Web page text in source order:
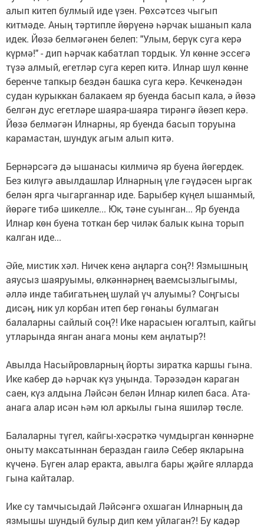
алып китеп булмый иде үзен. Рөхсәтсез чыгып
китмәде. Аның тәртипле йөрүенә һәрчак ышанып кала
идек. Йөзә белмәгәнен белеп: "Улым, берүк суга керә
күрмә!" - дип һәрчак кабатлап тордык. Ул көнне эссегә
түзә алмый, егетләр суга кереп китә. Илнар шул көнне
беренче тапкыр бездән башка суга керә. Кечкенәдән
судан курыккан балакаем яр буенда басып кала, ә йөзә
белгән дус егетләре шаяра-шаяра тирәнгә йөзеп керә.
Йөзә белмәгән Илнарны, яр буенда басып торуына
карамастан, шундук агым алып китә.
Бернәрсәгә дә ышанасы килмичә яр буена йөгердек.
Без килүгә авылдашлар Илнарның үле гәүдәсен ыргак
белән ярга чыгарганнар иде. Барыбер күңел ышанмый,
йөрәге тибә шикелле... Юк, тәне суынган... Яр буенда
Илнар көн буена тоткан бер чиләк балык кына торып
калган иде...
Әйе, мистик хәл. Ничек кенә аңларга соң?! Язмышның
аяусыз шаяруымы, өлкәннәрнең ваемсызлыгымы,
әллә инде табигатьнең шулай үч алуымы? Соңгысы
дисәң, ник ул корбан итеп бер гөнаһы булмаган
балаларны сайлый соң?! Ике нарасыен югалтып, кайгы
утларында янган анага моны кем аңлатыр?!
Авылда Насыйровларның йорты зиратка каршы гына.
Ике кабер дә һәрчак күз уңында. Тәрәзәдән караган
саен, күз алдына Ләйсән белән Илнар килеп баса. Ата-
анага алар исән һәм юл аркылы гына яшиләр төсле.
Балаларны түгел, кайгы-хәсрәткә чумдырган көннәрне
оныту максатыннан бераздан гаилә Себер якларына
күченә. Бүген алар еракта, авылга бары җәйге ялларда
гына кайталар.
Ике су тамчысыдай Ләйсәнгә охшаган Илнарның да
язмышы шундый булыр дип кем уйлаган?! Бу кадәр